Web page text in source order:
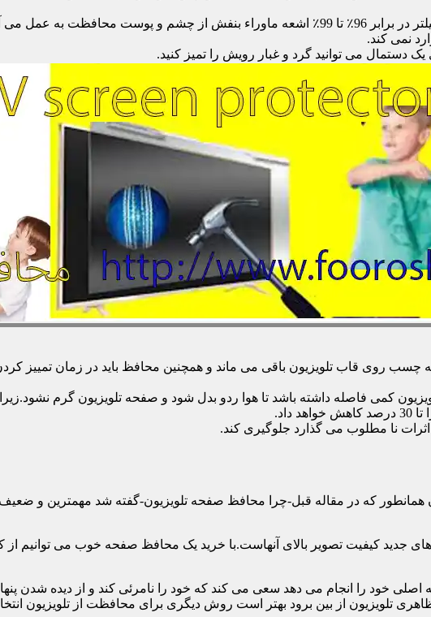
نمی کند.
دستمال می توانید گرد و غبار رویش را تمیز کنید.
روی قاب تلویزیون باقی می ماند و همچنین محافظ باید در زمان تمییز
کمی فاصله داشته باشد تا هوا ردو بدل شود و صفحه تلویزیون گرم
همانطور که در مقاله قبل-چرا محافظ صفحه تلویزیون-گفته شد مهمترین و
جدید کیفیت تصویر بالای آنهاست.با خرید یک محافظ صفحه خوب می توانیم از
خود را انجام می دهد سعی می کند که خود را نامرئی کند و از دیده شدن
تلویزیون از بین برود بهتر است روش دیگری برای محافظت از تلویزیون